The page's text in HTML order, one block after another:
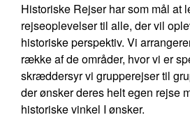
Historiske Rejser har som mål at
rejseoplevelser til alle, der vil
historiske perspektiv. Vi
række af de områder, hvor vi er
skræddersyr vi grupperejser til
der ønsker deres helt egen rejse
historiske vinkel I ønsker.